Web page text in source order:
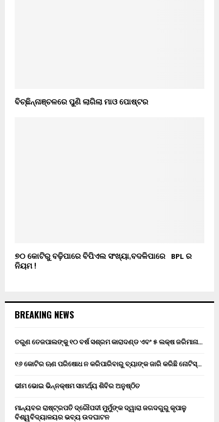
ବିଚ୍ଛିନ୍ନାଞ୍ଚଳରେ ପୁଣି ଲାଗିଲା ମାଓ ପୋଷ୍ଟର
୭୦ କୋଟିରୁ ବଢ଼ିପାରେ ବିପିଏଲ ସଂଖ୍ୟା,ବଦଳିପାରେ BPL ର
ନିୟମ !
BREAKING NEWS
ତରୁଣ ତେଜପାଲଙ୍କୁ ୧୦ ବର୍ଷ ସଶ୍ରମ କାରାଦଣ୍ଡ ଏବଂ ₹୫ ଲକ୍ଷ ଜରିମାନା…
୧୬ କୋଟିର ଋଣ ପରିଷୋଧ ନ କରିପାରିବାରୁ ବ୍ୟାଙ୍କ ଜାରି କରିଛି ନୋଟିସ୍…
ଭୀମ ଭୋଇ ଭିନ୍ନକ୍ଷମ ସାମର୍ଥ୍ୟ ଶିବିର ଅନୁଷ୍ଠିତ
ମାନ୍ୟବର ରାଷ୍ଟ୍ରପତି ଦ୍ରୌପଦୀ ମୁର୍ମୁଙ୍କ ଦ୍ୱାରା ଜଗଦଗୁରୁ କୃପାଳୁ
ବିଶ୍ୱବିଦ୍ୟାଳୟର ଭବ୍ୟ ଉଦଘାଟନ